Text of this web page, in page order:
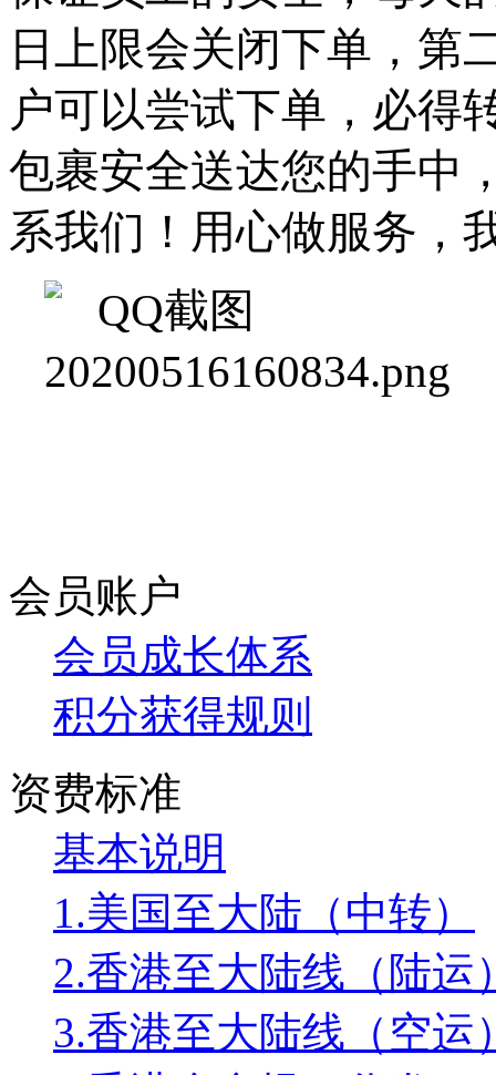
日上限会关闭下单，第
户可以尝试下单，必得
包裹安全送达您的手中
系我们！用心做服务，
会员账户
会员成长体系
积分获得规则
资费标准
基本说明
1.美国至大陆（中转）
2.香港至大陆线（陆运
3.香港至大陆线（空运